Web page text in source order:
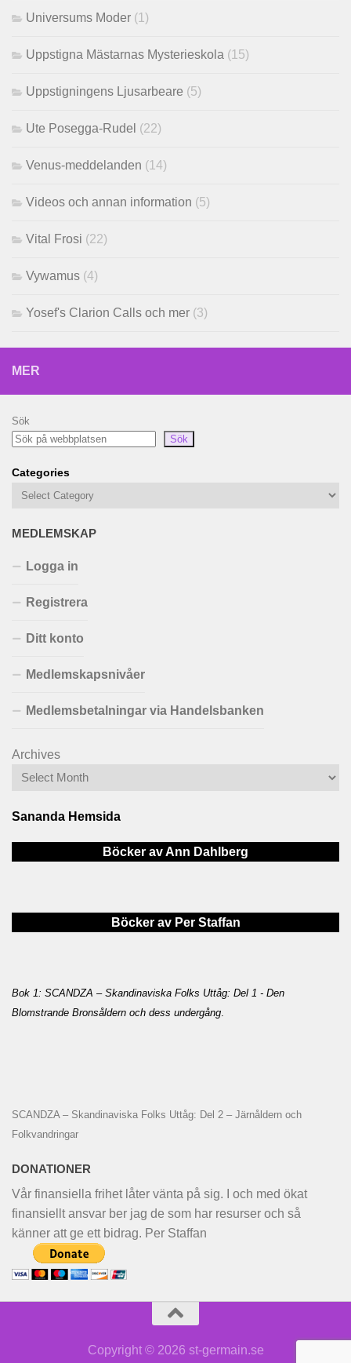
Universums Moder (1)
Uppstigna Mästarnas Mysterieskola (15)
Uppstigningens Ljusarbeare (5)
Ute Posegga-Rudel (22)
Venus-meddelanden (14)
Videos och annan information (5)
Vital Frosi (22)
Vywamus (4)
Yosef's Clarion Calls och mer (3)
MER
Sök
Sök
Categories
MEDLEMSKAP
Logga in
Registrera
Ditt konto
Medlemskapsnivåer
Medlemsbetalningar via Handelsbanken
Archives
Sananda Hemsida
Böcker av Ann Dahlberg
Böcker av Per Staffan
Bok 1: SCANDZA – Skandinaviska Folks Uttåg: Del 1 - Den
Blomstrande Bronsåldern och dess undergång
SCANDZA – Skandinaviska Folks Uttåg: Del 2 – Järnåldern och
Folkvandringar
DONATIONER
Vår finansiella frihet låter vänta på sig. I och med ökat
finansiellt ansvar ber jag de som har resurser och så
känner att ge ett bidrag. Per Staffan
Copyright © 2026 st-germain.se